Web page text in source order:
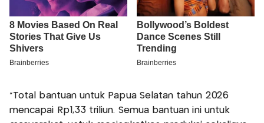
“Total bantuan untuk Papua Selatan tahun 2026
mencapai Rp1,33 triliun. Semua bantuan ini untuk